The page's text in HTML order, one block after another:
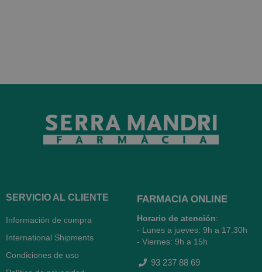
SERVICIO AL CLIENTE
Información de compra
International Shipments
Condiciones de uso
FARMACIA ONLINE
Horario de atención:
- Lunes a jueves: 9h a 17.30h
- Viernes: 9h a 15h
93 237 88 69